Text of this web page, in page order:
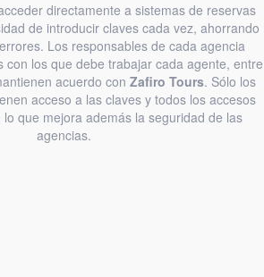
directamente a sistemas de reservas
de introducir claves cada vez, ahorrando
Los responsables de cada agencia
con los que debe trabajar cada agente, entre
acuerdo con Zafiro Tours. Sólo los
acceso a las claves y todos los accesos
que mejora además la seguridad de las
agencias.